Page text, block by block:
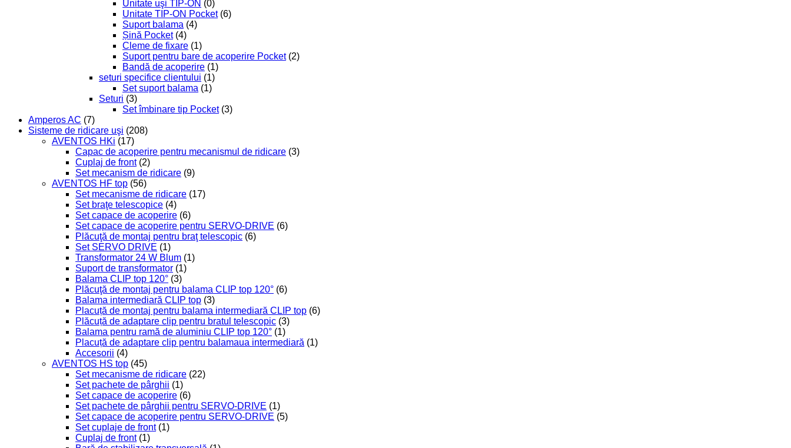
Unitate uşi TIP-ON (0)
Unitate TIP-ON Pocket (6)
Suport balama (4)
Șină Pocket (4)
Cleme de fixare (1)
Suport pentru bare de acoperire Pocket (2)
Bandă de acoperire (1)
seturi specifice clientului (1)
Set suport balama (1)
Seturi (3)
Set îmbinare tip Pocket (3)
Amperos AC (7)
Sisteme de ridicare uşi (208)
AVENTOS HKi (17)
Capac de acoperire pentru mecanismul de ridicare (3)
Cuplaj de front (2)
Set mecanism de ridicare (9)
AVENTOS HF top (56)
Set mecanisme de ridicare (17)
Set braţe telescopice (4)
Set capace de acoperire (6)
Set capace de acoperire pentru SERVO-DRIVE (6)
Plăcuţă de montaj pentru braţ telescopic (6)
Set SERVO DRIVE (1)
Transformator 24 W Blum (1)
Suport de transformator (1)
Balama CLIP top 120° (3)
Plăcuţă de montaj pentru balama CLIP top 120° (6)
Balama intermediară CLIP top (3)
Placuță de montaj pentru balama intermediară CLIP top (6)
Plăcuță de adaptare clip pentru bratul telescopic (3)
Balama pentru ramă de aluminiu CLIP top 120° (1)
Placuță de adaptare clip pentru balamaua intermediară (1)
Accesorii (4)
AVENTOS HS top (45)
Set mecanisme de ridicare (22)
Set pachete de pârghii (1)
Set capace de acoperire (6)
Set pachete de pârghii pentru SERVO-DRIVE (1)
Set capace de acoperire pentru SERVO-DRIVE (5)
Set cuplaje de front (1)
Cuplaj de front (1)